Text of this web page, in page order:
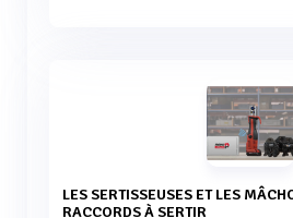
LES SERTISSEUSES ET LES MÂCHOIRES POUR LES
RACCORDS À SERTIR